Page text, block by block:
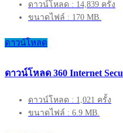
ดาวน์โหลด : 14,839 ครั้ง
ขนาดไฟล์ : 170 MB.
ดาวน์โหลด
ดาวน์โหลด 360 Internet
ดาวน์โหลด : 1,021 ครั้ง
ขนาดไฟล์ : 6.9 MB.